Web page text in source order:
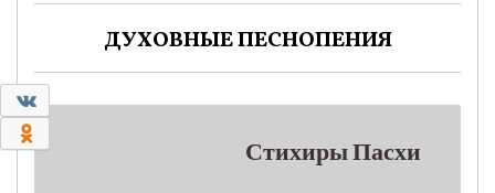
0
ДУХОВНЫЕ ПЕСНОПЕНИЯ
Стихиры Пасхи